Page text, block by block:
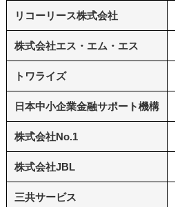
リコーリース株式会社
株式会社エス・エム・エス
トワライズ
日本中小企業金融サポート機構
株式会社No.1
株式会社JBL
三共サービス